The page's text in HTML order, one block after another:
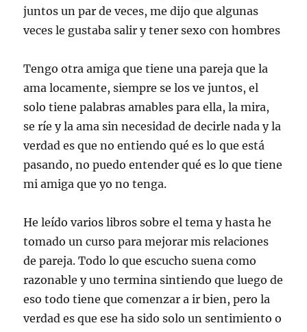
juntos un par de veces, me dijo que algunas
veces le gustaba salir y tener sexo con hombres
Tengo otra amiga que tiene una pareja que la
ama locamente, siempre se los ve juntos, el
solo tiene palabras amables para ella, la mira,
se ríe y la ama sin necesidad de decirle nada y la
verdad es que no entiendo qué es lo que está
pasando, no puedo entender qué es lo que tiene
mi amiga que yo no tenga.
He leído varios libros sobre el tema y hasta he
tomado un curso para mejorar mis relaciones
de pareja. Todo lo que escucho suena como
razonable y uno termina sintiendo que luego de
eso todo tiene que comenzar a ir bien, pero la
verdad es que ese ha sido solo un sentimiento o